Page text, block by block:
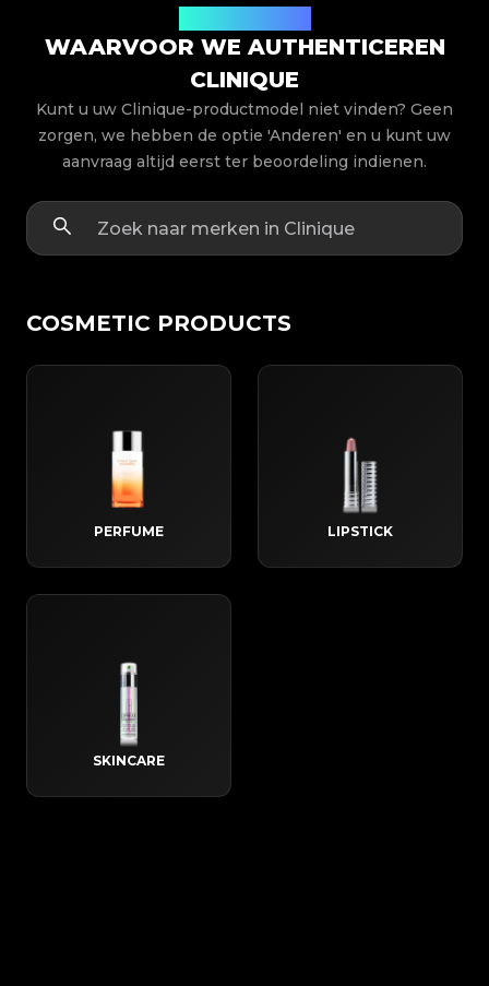
WAARVOOR WE AUTHENTICEREN
CLINIQUE
Kunt u uw Clinique-productmodel niet vinden? Geen
zorgen, we hebben de optie 'Anderen' en u kunt uw
aanvraag altijd eerst ter beoordeling indienen.
COSMETIC PRODUCTS
PERFUME LIPSTICK
SKINCARE